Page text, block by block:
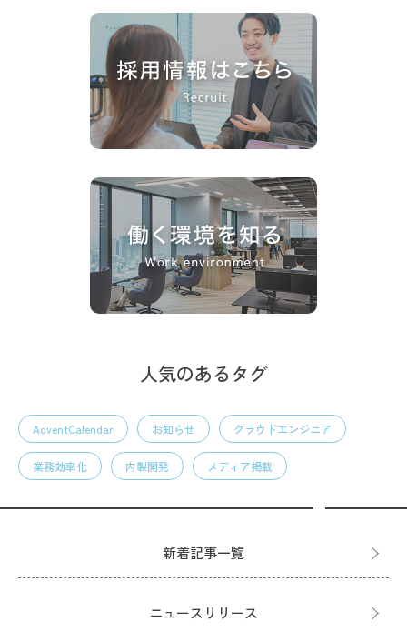
人気のあるタグ
AdventCalendar お知らせ クラウドエンジニア
業務効率化 内製開発 メディア掲載
新着記事一覧
ニュースリリース